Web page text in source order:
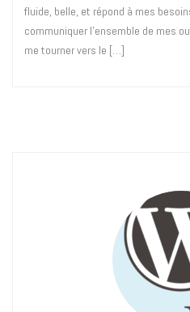
fluide, belle, et répond à mes
communiquer l’ensemble de mes
me tourner vers le […]